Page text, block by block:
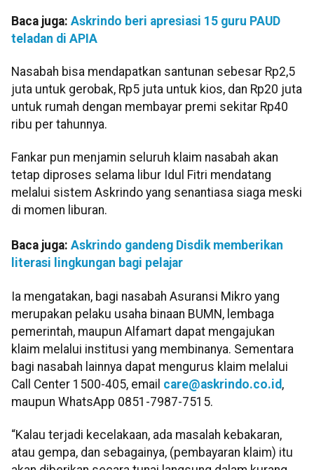
Baca juga: Askrindo beri apresiasi 15 guru PAUD
teladan di APIA
Nasabah bisa mendapatkan santunan sebesar Rp2,5
juta untuk gerobak, Rp5 juta untuk kios, dan Rp20 juta
untuk rumah dengan membayar premi sekitar Rp40
ribu per tahunnya.
Fankar pun menjamin seluruh klaim nasabah akan
tetap diproses selama libur Idul Fitri mendatang
melalui sistem Askrindo yang senantiasa siaga meski
di momen liburan.
Baca juga: Askrindo gandeng Disdik memberikan
literasi lingkungan bagi pelajar
Ia mengatakan, bagi nasabah Asuransi Mikro yang
merupakan pelaku usaha binaan BUMN, lembaga
pemerintah, maupun Alfamart dapat mengajukan
klaim melalui institusi yang membinanya. Sementara
bagi nasabah lainnya dapat mengurus klaim melalui
Call Center 1500-405, email care@askrindo.co.id ,
maupun WhatsApp 0851-7987-7515.
“Kalau terjadi kecelakaan, ada masalah kebakaran,
atau gempa, dan sebagainya, (pembayaran klaim) itu